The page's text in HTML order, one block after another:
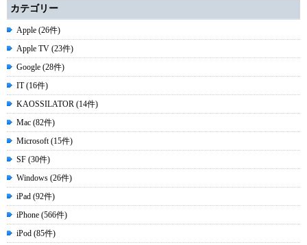
カテゴリー
Apple (26件)
Apple TV (23件)
Google (28件)
IT (16件)
KAOSSILATOR (14件)
Mac (82件)
Microsoft (15件)
SF (30件)
Windows (26件)
iPad (92件)
iPhone (566件)
iPod (85件)